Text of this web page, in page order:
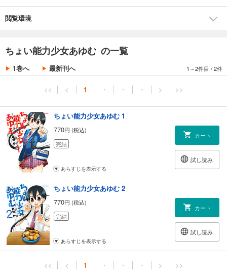
閲覧環境
ちょい能力少女あゆむ の一覧
1巻へ 最新刊へ 1～2件目 /2件
<< < 1 ・ ・ ・ > >>
ちょい能力少女あゆむ 1
770円 (税込)
完結
カート
試し読み
あらすじを表示する
ちょい能力少女あゆむ 2
770円 (税込)
完結
カート
試し読み
あらすじを表示する
<< < 1 ・ ・ ・ > >>